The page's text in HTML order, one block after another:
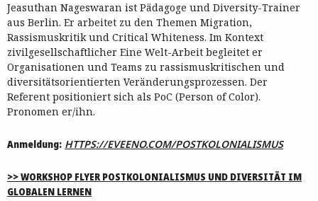
Jeasuthan Nageswaran ist Pädagoge und Diversity-Trainer
aus Berlin. Er arbeitet zu den Themen Migration,
Rassismuskritik und Critical Whiteness. Im Kontext
zivilgesellschaftlicher Eine Welt-Arbeit begleitet er
Organisationen und Teams zu rassismuskritischen und
diversitätsorientierten Veränderungsprozessen. Der
Referent positioniert sich als PoC (Person of Color).
Pronomen er/ihn.
Anmeldung: HTTPS://EVEENO.COM/POSTKOLONIALISMUS
>> WORKSHOP FLYER POSTKOLONIALISMUS UND DIVERSITÄT IM
GLOBALEN LERNEN